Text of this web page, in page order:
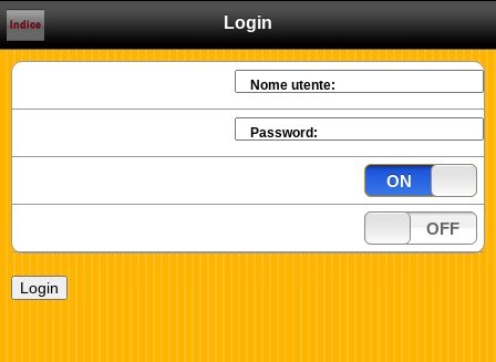
Login
Indice
Nome utente:
Password:
ON
OFF